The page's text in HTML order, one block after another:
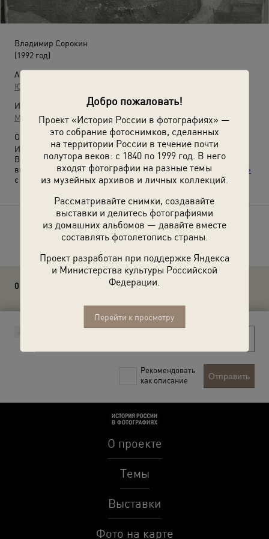
Добро пожаловать!
Проект «История России в фотографиях» —
это собрание фотоснимков, сделанных
на территории России в течение почти
полутора веков: с 1840 по 1999 год. В него
входят фотографии на разные темы
из музейных архивов и личных коллекций.
Рассматривайте снимки, создавайте
выставки и делитесь фотографиями
из домашних альбомов — давайте вместе
составлять фотолетопись страны.
Проект разработан при поддержке Яндекса
и Министерства культуры Российской
Федерации.
Перейти к просмотру
Владимир Сорокин
(1992 год)
Автор:
Юрий Рыбчинский
Источники:
МАММ / МДФ
О фотографии:
Из серии «Люди и положения».
Выставка«Независимый фотограф. Юрий Рыбчинский»
видеолекция«Юрий Рыбчинский. Неустойчивое равновесие»
с этой фотографией.
Расскажите друзьям об этом фото
0 комментариев
Рекомендовать
как описание
Отправить
О проекте
Темы
Выставки
Фото на карте